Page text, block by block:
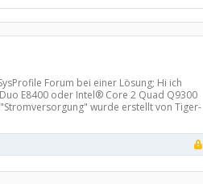
Forum bei einer Lösung; Hi ich
E8400 oder Intel® Core 2 Quad Q9300
Stromversorgung" wurde erstellt von Tiger-